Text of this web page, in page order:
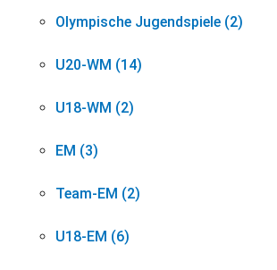
Olympische Jugendspiele (2)
U20-WM (14)
U18-WM (2)
EM (3)
Team-EM (2)
U18-EM (6)